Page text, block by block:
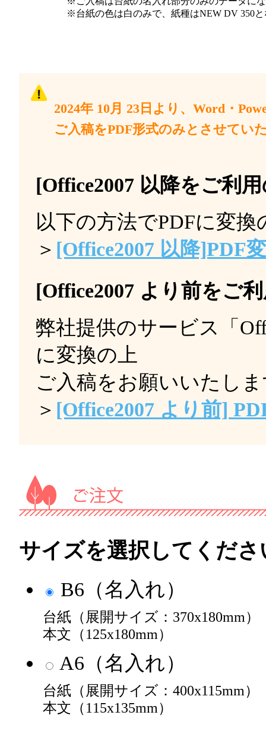
※台紙の色は白のみで、紙種はNEW DV 350
2024年 10月 23日より、Word・
ご入稿をPDF形式のみとさせてい
[Office2007 以降をご利
以下の方法でPDFに変
＞ [Office2007 以降]PDF
[Office2007 より前をご
弊社提供のサービス「
に変換の上
ご入稿をお願いいたし
＞ [Office2007 より前]
サイズを選択してくださ
B6（名入れ）
台紙（展開サイズ：370x180mm）
本文（125x180mm）
A6（名入れ）
台紙（展開サイズ：400x115mm）
本文（115x135mm）